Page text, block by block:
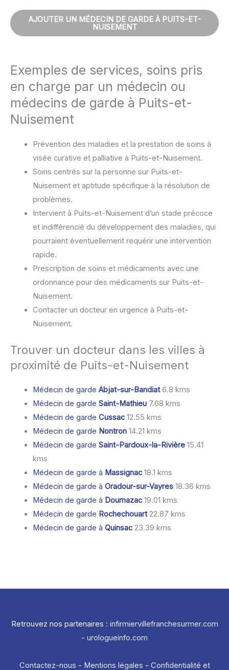
AJOUTER UN MÉDECIN DE GARDE À PUITS-ET-
NUISEMENT
Exemples de services, soins pris
en charge par un médecin ou
médecins de garde à Puits-et-
Nuisement
Prévention des maladies et la prestation de soins à
visée curative et palliative à Puits-et-Nuisement.
Soins centrés sur la personne sur Puits-et-
Nuisement et aptitude spécifique à la résolution de
problèmes.
Intervient à Puits-et-Nuisement d’un stade précoce
et indifférencié du développement des maladies, qui
pourraient éventuellement requérir une intervention
rapide.
Prescription de soins et médicaments avec une
ordonnance pour des médicaments sur Puits-et-
Nuisement.
Contacter un docteur en urgence à Puits-et-
Nuisement.
Trouver un docteur dans les villes à
proximité de Puits-et-Nuisement
Médecin de garde Abjat-sur-Bandiat6.8 kms
Médecin de garde Saint-Mathieu7.68 kms
Médecin de garde Cussac12.55 kms
Médecin de garde Nontron14.21 kms
Médecin de garde Saint-Pardoux-la-Rivière15.41
kms
Médecin de garde à Massignac18.1 kms
Médecin de garde à Oradour-sur-Vayres18.36 kms
Médecin de garde à Dournazac19.01 kms
Médecin de garde Rochechouart22.87 kms
Médecin de garde à Quinsac23.39 kms
Retrouvez nos partenaires : infirmiervillefranchesurmer.com
- urologueinfo.com
Contactez-nous - Mentions légales - Confidentialité et